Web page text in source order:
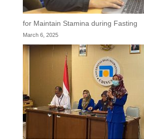
for Maintain Stamina during Fasting
March 6, 2025